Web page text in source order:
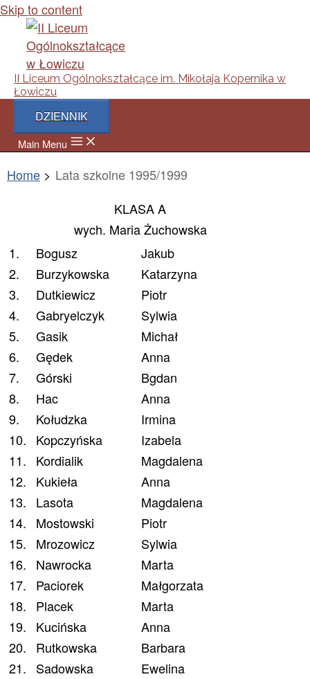
Skip to content
II Liceum Ogólnokształcące im. Mikołaja Kopernika w
Łowiczu
DZIENNIK
Main Menu
Home
Lata szkolne 1995/1999
KLASA A
wych. Maria Żuchowska
1.
Bogusz
Jakub
2.
Burzykowska
Katarzyna
3.
Dutkiewicz
Piotr
4.
Gabryelczyk
Sylwia
5.
Gasik
Michał
6.
Gędek
Anna
7.
Górski
Bgdan
8.
Hac
Anna
9.
Kołudzka
Irmina
10.
Kopczyńska
Izabela
11.
Kordialik
Magdalena
12.
Kukieła
Anna
13.
Lasota
Magdalena
14.
Mostowski
Piotr
15.
Mrozowicz
Sylwia
16.
Nawrocka
Marta
17.
Paciorek
Małgorzata
18.
Placek
Marta
19.
Kucińska
Anna
20.
Rutkowska
Barbara
21.
Sadowska
Ewelina